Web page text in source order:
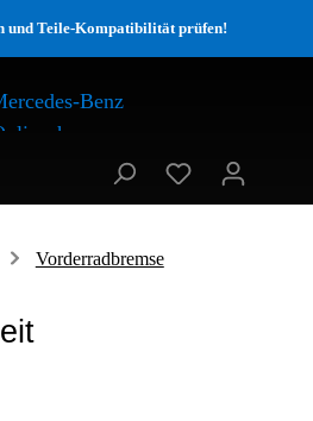
und Teile-Kompatibilität prüfen!
Vorderradbremse